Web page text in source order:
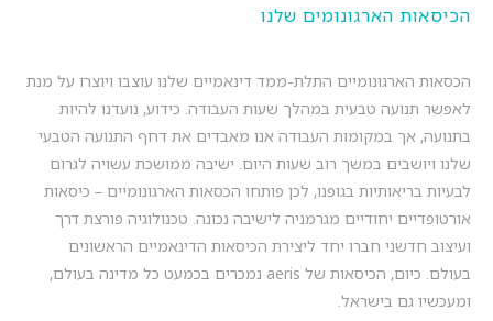
הכיסאות הארגונומים שלנו
הכסאות הארגונומיים התלת-ממד דינאמיים שלנו עוצבו ויוצרו על מנת
לאפשר תנועה טבעית במהלך שעות העבודה. כידוע, נועדנו להיות
בתנועה, אך במקומות העבודה אנו מאבדים את דחף התנועה הטבעי
שלנו ויושבים במשך רוב שעות היום. ישיבה ממושכת עשויה לגרום
לבעיות בריאותיות בגופנו, לכן פותחו הכסאות הארגונומיים – כיסאות
אורטופדיים יחודיים מגרמניה לישיבה נכונה. טכנולוגיה פורצת דרך
ועיצוב חדשני חברו יחד ליצירת הכיסאות הדינאמיים הראשונים
בעולם. כיום, הכיסאות של aeris נמכרים בכמעט כל מדינה בעולם,
ומעכשיו גם בישראל.